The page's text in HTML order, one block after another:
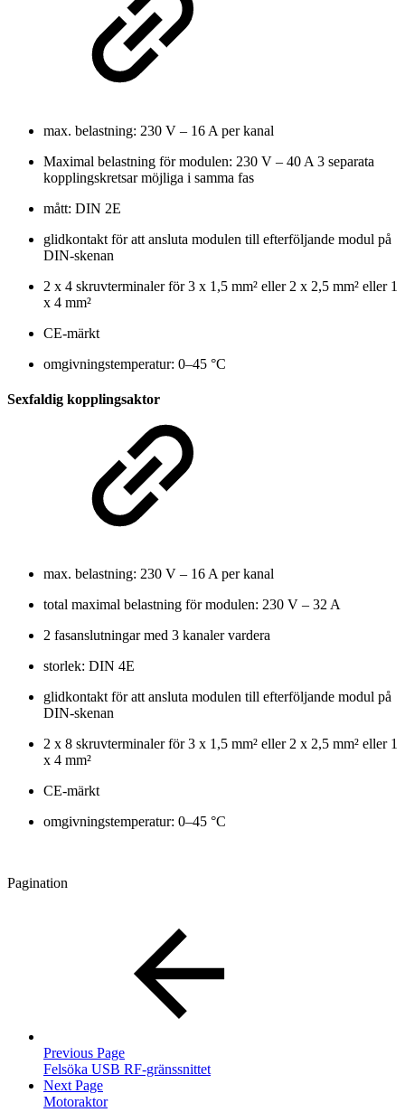
max. belastning: 230 V – 16 A per kanal
Maximal belastning för modulen: 230 V – 40 A 3 separata
kopplingskretsar möjliga i samma fas
mått: DIN 2E
glidkontakt för att ansluta modulen till efterföljande modul på
DIN-skenan
2 x 4 skruvterminaler för 3 x 1,5 mm² eller 2 x 2,5 mm² eller 1
x 4 mm²
CE-märkt
omgivningstemperatur: 0–45 °C
Sexfaldig kopplingsaktor
max. belastning: 230 V – 16 A per kanal
total maximal belastning för modulen: 230 V – 32 A
2 fasanslutningar med 3 kanaler vardera
storlek: DIN 4E
glidkontakt för att ansluta modulen till efterföljande modul på
DIN-skenan
2 x 8 skruvterminaler för 3 x 1,5 mm² eller 2 x 2,5 mm² eller 1
x 4 mm²
CE-märkt
omgivningstemperatur: 0–45 °C
Pagination
Previous Page
Felsöka USB RF-gränssnittet
Next Page
Motoraktor